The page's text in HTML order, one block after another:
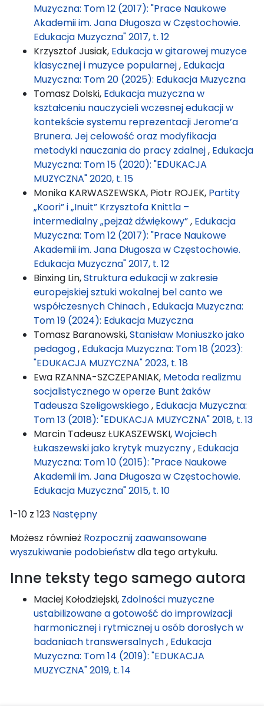
Muzyczna: Tom 12 (2017): "Prace Naukowe
Akademii im. Jana Długosza w Częstochowie.
Edukacja Muzyczna" 2017, t. 12
Krzysztof Jusiak, Edukacja w gitarowej muzyce
klasycznej i muzyce popularnej, Edukacja
Muzyczna: Tom 20 (2025): Edukacja Muzyczna
Tomasz Dolski, Edukacja muzyczna w
kształceniu nauczycieli wczesnej edukacji w
kontekście systemu reprezentacji Jerome’a
Brunera. Jej celowość oraz modyfikacja
metodyki nauczania do pracy zdalnej, Edukacja
Muzyczna: Tom 15 (2020): "EDUKACJA
MUZYCZNA" 2020, t. 15
Monika KARWASZEWSKA, Piotr ROJEK, Partity
„Koori” i „Inuit” Krzysztofa Knittla –
intermedialny „pejzaż dźwiękowy”, Edukacja
Muzyczna: Tom 12 (2017): "Prace Naukowe
Akademii im. Jana Długosza w Częstochowie.
Edukacja Muzyczna" 2017, t. 12
Binxing Lin,Struktura edukacji w zakresie
europejskiej sztuki wokalnej bel canto we
współczesnych Chinach, Edukacja Muzyczna:
Tom 19 (2024): Edukacja Muzyczna
Tomasz Baranowski,Stanisław Moniuszko jako
pedagog, Edukacja Muzyczna: Tom 18 (2023):
"EDUKACJA MUZYCZNA" 2023, t. 18
Ewa RZANNA-SZCZEPANIAK, Metoda realizmu
socjalistycznego w operze Bunt żaków
Tadeusza Szeligowskiego, Edukacja Muzyczna:
Tom 13 (2018): "EDUKACJA MUZYCZNA" 2018, t. 13
Marcin Tadeusz ŁUKASZEWSKI,Wojciech
Łukaszewski jako krytyk muzyczny, Edukacja
Muzyczna: Tom 10 (2015): "Prace Naukowe
Akademii im. Jana Długosza w Częstochowie.
Edukacja Muzyczna" 2015, t. 10
1-10 z 123 Następny
Możesz również Rozpocznij zaawansowane
wyszukiwanie podobieństwdla tego artykułu.
Inne teksty tego samego autora
Maciej Kołodziejski, Zdolności muzyczne
ustabilizowane a gotowość do improwizacji
harmonicznej i rytmicznej u osób dorosłych w
badaniach transwersalnych, Edukacja
Muzyczna: Tom 14 (2019): "EDUKACJA
MUZYCZNA" 2019, t. 14